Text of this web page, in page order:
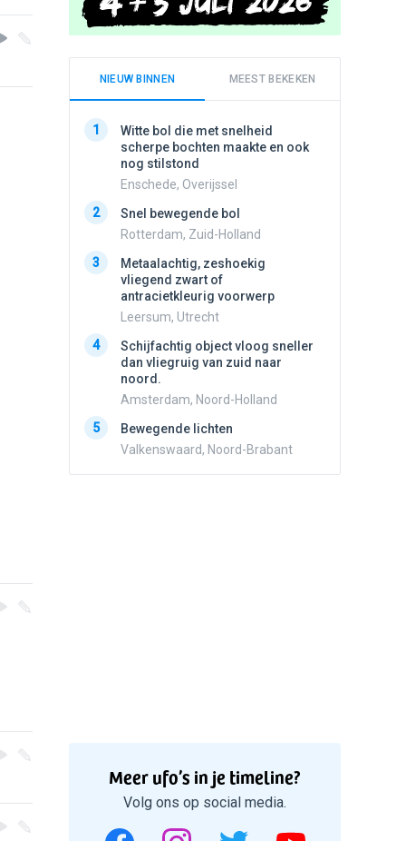
NIEUW BINNEN MEEST BEKEKEN
1
Witte bol die met snelheid
scherpe bochten maakte en ook
nog stilstond
Enschede, Overijssel
2
Snel bewegende bol
Rotterdam, Zuid-Holland
3
Metaalachtig, zeshoekig
vliegend zwart of
antracietkleurig voorwerp
Leersum, Utrecht
4
Schijfachtig object vloog sneller
dan vliegruig van zuid naar
noord.
Amsterdam, Noord-Holland
5
Bewegende lichten
Valkenswaard, Noord-Brabant
Meer ufo’s in je timeline?
Volg ons op social media.